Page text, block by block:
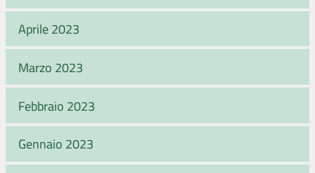
Aprile 2023
Marzo 2023
Febbraio 2023
Gennaio 2023